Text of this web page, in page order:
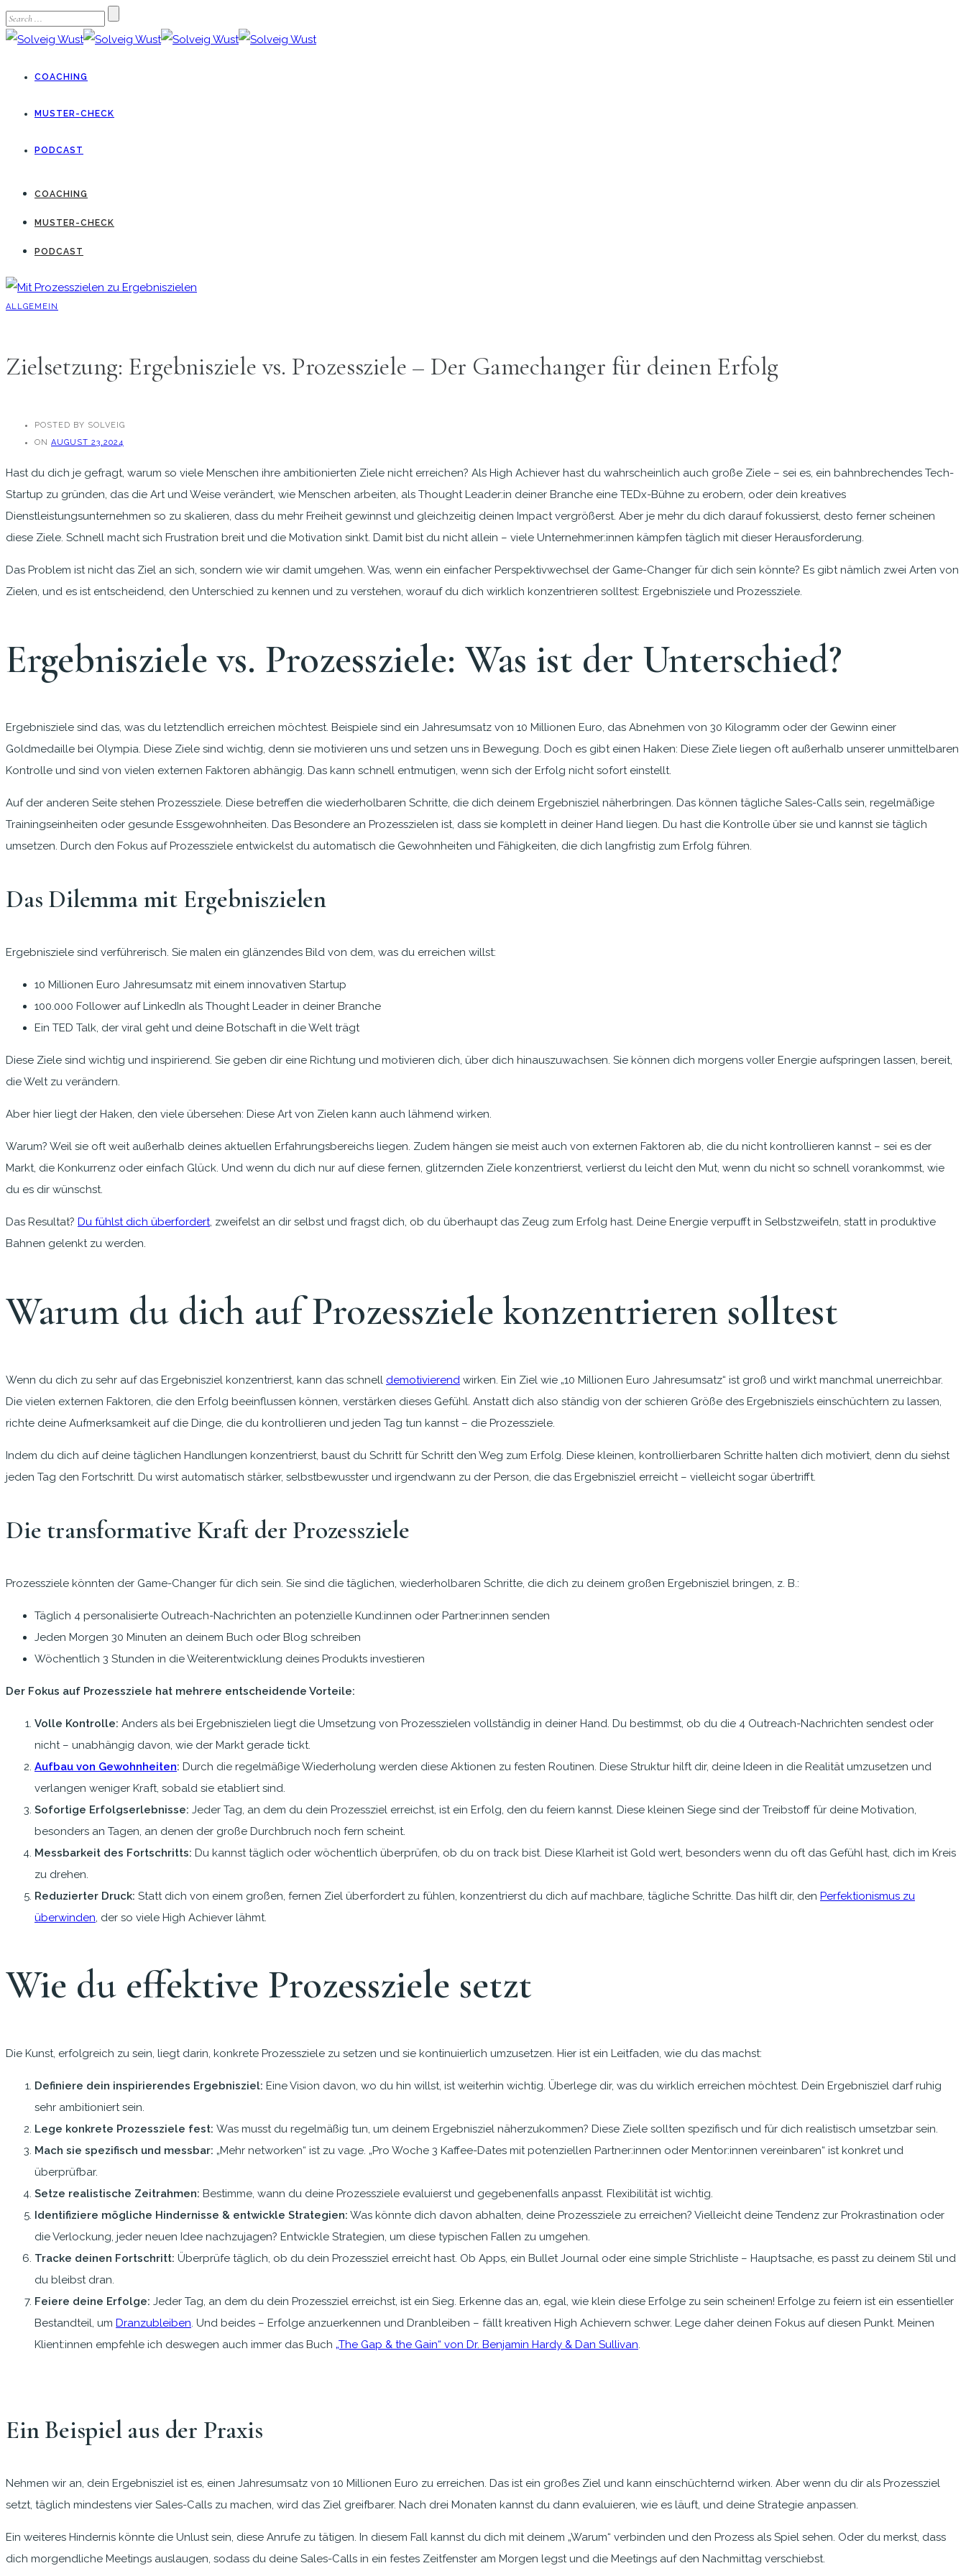
COACHING
MUSTER-CHECK
PODCAST
COACHING
MUSTER-CHECK
PODCAST
ALLGEMEIN
Zielsetzung: Ergebnisziele vs. Prozessziele – Der Gamechanger für deinen Erfolg
POSTED BY SOLVEIG
ON AUGUST 23,2024
Hast du dich je gefragt, warum so viele Menschen ihre ambitionierten Ziele nicht erreichen? Als High Achiever hast du wahrscheinlich auch große Ziele – sei es, ein bahnbrechendes Tech-
Startup zu gründen, das die Art und Weise verändert, wie Menschen arbeiten, als Thought Leader:in deiner Branche eine TEDx-Bühne zu erobern, oder dein kreatives
Dienstleistungsunternehmen so zu skalieren, dass du mehr Freiheit gewinnst und gleichzeitig deinen Impact vergrößerst. Aber je mehr du dich darauf fokussierst, desto ferner scheinen
diese Ziele. Schnell macht sich Frustration breit und die Motivation sinkt. Damit bist du nicht allein – viele Unternehmer:innen kämpfen täglich mit dieser Herausforderung.
Das Problem ist nicht das Ziel an sich, sondern wie wir damit umgehen. Was, wenn ein einfacher Perspektivwechsel der Game-Changer für dich sein könnte? Es gibt nämlich zwei Arten von
Zielen, und es ist entscheidend, den Unterschied zu kennen und zu verstehen, worauf du dich wirklich konzentrieren solltest: Ergebnisziele und Prozessziele.
Ergebnisziele vs. Prozessziele: Was ist der Unterschied?
Ergebnisziele sind das, was du letztendlich erreichen möchtest. Beispiele sind ein Jahresumsatz von 10 Millionen Euro, das Abnehmen von 30 Kilogramm oder der Gewinn einer
Goldmedaille bei Olympia. Diese Ziele sind wichtig, denn sie motivieren uns und setzen uns in Bewegung. Doch es gibt einen Haken: Diese Ziele liegen oft außerhalb unserer unmittelbaren
Kontrolle und sind von vielen externen Faktoren abhängig. Das kann schnell entmutigen, wenn sich der Erfolg nicht sofort einstellt.
Auf der anderen Seite stehen Prozessziele. Diese betreffen die wiederholbaren Schritte, die dich deinem Ergebnisziel näherbringen. Das können tägliche Sales-Calls sein, regelmäßige
Trainingseinheiten oder gesunde Essgewohnheiten. Das Besondere an Prozesszielen ist, dass sie komplett in deiner Hand liegen. Du hast die Kontrolle über sie und kannst sie täglich
umsetzen. Durch den Fokus auf Prozessziele entwickelst du automatisch die Gewohnheiten und Fähigkeiten, die dich langfristig zum Erfolg führen.
Das Dilemma mit Ergebniszielen
Ergebnisziele sind verführerisch. Sie malen ein glänzendes Bild von dem, was du erreichen willst:
10 Millionen Euro Jahresumsatz mit einem innovativen Startup
100.000 Follower auf LinkedIn als Thought Leader in deiner Branche
Ein TED Talk, der viral geht und deine Botschaft in die Welt trägt
Diese Ziele sind wichtig und inspirierend. Sie geben dir eine Richtung und motivieren dich, über dich hinauszuwachsen. Sie können dich morgens voller Energie aufspringen lassen, bereit,
die Welt zu verändern.
Aber hier liegt der Haken, den viele übersehen: Diese Art von Zielen kann auch lähmend wirken.
Warum? Weil sie oft weit außerhalb deines aktuellen Erfahrungsbereichs liegen. Zudem hängen sie meist auch von externen Faktoren ab, die du nicht kontrollieren kannst – sei es der
Markt, die Konkurrenz oder einfach Glück. Und wenn du dich nur auf diese fernen, glitzernden Ziele konzentrierst, verlierst du leicht den Mut, wenn du nicht so schnell vorankommst, wie
du es dir wünschst.
Das Resultat? Du fühlst dich überfordert, zweifelst an dir selbst und fragst dich, ob du überhaupt das Zeug zum Erfolg hast. Deine Energie verpufft in Selbstzweifeln, statt in produktive
Bahnen gelenkt zu werden.
Warum du dich auf Prozessziele konzentrieren solltest
Wenn du dich zu sehr auf das Ergebnisziel konzentrierst, kann das schnell demotivierend wirken. Ein Ziel wie „10 Millionen Euro Jahresumsatz“ ist groß und wirkt manchmal unerreichbar.
Die vielen externen Faktoren, die den Erfolg beeinflussen können, verstärken dieses Gefühl. Anstatt dich also ständig von der schieren Größe des Ergebnisziels einschüchtern zu lassen,
richte deine Aufmerksamkeit auf die Dinge, die du kontrollieren und jeden Tag tun kannst – die Prozessziele.
Indem du dich auf deine täglichen Handlungen konzentrierst, baust du Schritt für Schritt den Weg zum Erfolg. Diese kleinen, kontrollierbaren Schritte halten dich motiviert, denn du siehst
jeden Tag den Fortschritt. Du wirst automatisch stärker, selbstbewusster und irgendwann zu der Person, die das Ergebnisziel erreicht – vielleicht sogar übertrifft.
Die transformative Kraft der Prozessziele
Prozessziele könnten der Game-Changer für dich sein. Sie sind die täglichen, wiederholbaren Schritte, die dich zu deinem großen Ergebnisziel bringen, z. B.:
Täglich 4 personalisierte Outreach-Nachrichten an potenzielle Kund:innen oder Partner:innen senden
Jeden Morgen 30 Minuten an deinem Buch oder Blog schreiben
Wöchentlich 3 Stunden in die Weiterentwicklung deines Produkts investieren
Der Fokus auf Prozessziele hat mehrere entscheidende Vorteile:
Volle Kontrolle: Anders als bei Ergebniszielen liegt die Umsetzung von Prozesszielen vollständig in deiner Hand. Du bestimmst, ob du die 4 Outreach-Nachrichten sendest oder
nicht – unabhängig davon, wie der Markt gerade tickt.
Aufbau von Gewohnheiten: Durch die regelmäßige Wiederholung werden diese Aktionen zu festen Routinen. Diese Struktur hilft dir, deine Ideen in die Realität umzusetzen und
verlangen weniger Kraft, sobald sie etabliert sind.
Sofortige Erfolgserlebnisse: Jeder Tag, an dem du dein Prozessziel erreichst, ist ein Erfolg, den du feiern kannst. Diese kleinen Siege sind der Treibstoff für deine Motivation,
besonders an Tagen, an denen der große Durchbruch noch fern scheint.
Messbarkeit des Fortschritts: Du kannst täglich oder wöchentlich überprüfen, ob du on track bist. Diese Klarheit ist Gold wert, besonders wenn du oft das Gefühl hast, dich im Kreis
zu drehen.
Reduzierter Druck: Statt dich von einem großen, fernen Ziel überfordert zu fühlen, konzentrierst du dich auf machbare, tägliche Schritte. Das hilft dir, den Perfektionismus zu
überwinden, der so viele High Achiever lähmt.
Wie du effektive Prozessziele setzt
Die Kunst, erfolgreich zu sein, liegt darin, konkrete Prozessziele zu setzen und sie kontinuierlich umzusetzen. Hier ist ein Leitfaden, wie du das machst:
Definiere dein inspirierendes Ergebnisziel: Eine Vision davon, wo du hin willst, ist weiterhin wichtig. Überlege dir, was du wirklich erreichen möchtest. Dein Ergebnisziel darf ruhig
sehr ambitioniert sein.
Lege konkrete Prozessziele fest: Was musst du regelmäßig tun, um deinem Ergebnisziel näherzukommen? Diese Ziele sollten spezifisch und für dich realistisch umsetzbar sein.
Mach sie spezifisch und messbar: „Mehr networken“ ist zu vage. „Pro Woche 3 Kaffee-Dates mit potenziellen Partner:innen oder Mentor:innen vereinbaren“ ist konkret und
überprüfbar.
Setze realistische Zeitrahmen: Bestimme, wann du deine Prozessziele evaluierst und gegebenenfalls anpasst. Flexibilität ist wichtig.
Identifiziere mögliche Hindernisse & entwickle Strategien: Was könnte dich davon abhalten, deine Prozessziele zu erreichen? Vielleicht deine Tendenz zur Prokrastination oder
die Verlockung, jeder neuen Idee nachzujagen? Entwickle Strategien, um diese typischen Fallen zu umgehen.
Tracke deinen Fortschritt: Überprüfe täglich, ob du dein Prozessziel erreicht hast. Ob Apps, ein Bullet Journal oder eine simple Strichliste – Hauptsache, es passt zu deinem Stil und
du bleibst dran.
Feiere deine Erfolge: Jeder Tag, an dem du dein Prozessziel erreichst, ist ein Sieg. Erkenne das an, egal, wie klein diese Erfolge zu sein scheinen! Erfolge zu feiern ist ein essentieller
Bestandteil, um Dranzubleiben. Und beides – Erfolge anzuerkennen und Dranbleiben – fällt kreativen High Achievern schwer. Lege daher deinen Fokus auf diesen Punkt. Meinen
Klient:innen empfehle ich deswegen auch immer das Buch „The Gap & the Gain“ von Dr. Benjamin Hardy & Dan Sullivan.
Ein Beispiel aus der Praxis
Nehmen wir an, dein Ergebnisziel ist es, einen Jahresumsatz von 10 Millionen Euro zu erreichen. Das ist ein großes Ziel und kann einschüchternd wirken. Aber wenn du dir als Prozessziel
setzt, täglich mindestens vier Sales-Calls zu machen, wird das Ziel greifbarer. Nach drei Monaten kannst du dann evaluieren, wie es läuft, und deine Strategie anpassen.
Ein weiteres Hindernis könnte die Unlust sein, diese Anrufe zu tätigen. In diesem Fall kannst du dich mit deinem „Warum“ verbinden und den Prozess als Spiel sehen. Oder du merkst, dass
dich morgendliche Meetings auslaugen, sodass du deine Sales-Calls in ein festes Zeitfenster am Morgen legst und die Meetings auf den Nachmittag verschiebst.